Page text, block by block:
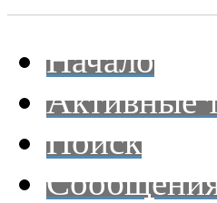
Начало
Активные
Поиск